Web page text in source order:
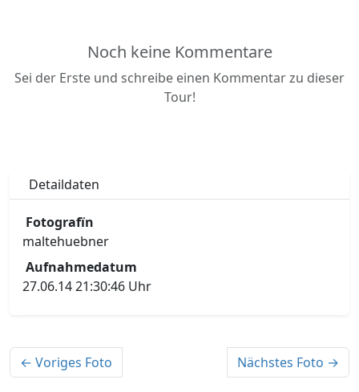
Noch keine Kommentare
Sei der Erste und schreibe einen Kommentar zu dieser
Tour!
Detaildaten
Fotografïn
maltehuebner
Aufnahmedatum
27.06.14 21:30:46 Uhr
← Voriges Foto Nächstes Foto →